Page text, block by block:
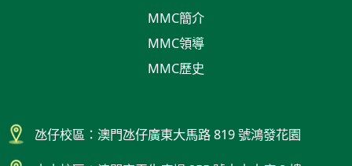
MMC簡介
MMC領導
MMC歷史
氹仔校區：澳門氹仔廣東大馬路 819 號鴻發花園